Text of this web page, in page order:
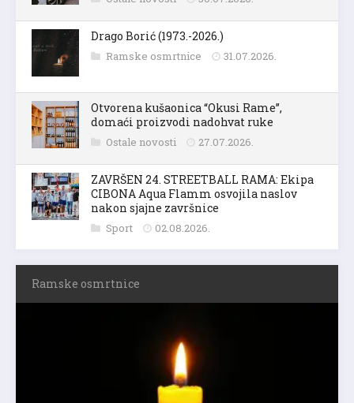
Drago Borić (1973.-2026.)
Ramske osmrtnice 31.07.2026.
Otvorena kušaonica “Okusi Rame”,
domaći proizvodi nadohvat ruke
Ostale novosti 27.07.2026.
ZAVRŠEN 24. STREETBALL RAMA: Ekipa
CIBONA Aqua Flamm osvojila naslov
nakon sjajne završnice
Sport 02.08.2026.
Ramske osmrtnice